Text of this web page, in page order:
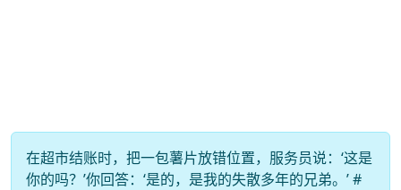
在超市结账时，把一包薯片放错位置，服务员说：‘这是
你的吗？’你回答：‘是的，是我的失散多年的兄弟。’ #